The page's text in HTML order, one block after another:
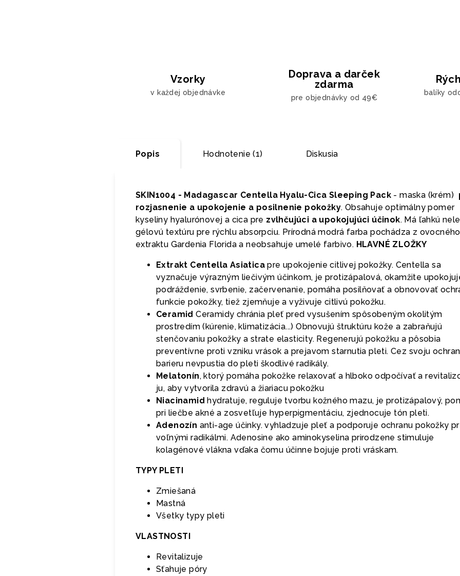
Vzorky
v každej objednávke
Doprava a darček
zdarma
pre objednávky od 49€
balíky
Popis Hodnotenie (1) Diskusia
SKIN1004 - Madagascar Centella Hyalu-Cica Sleeping Pack - maska (krém)
rozjasnenie a upokojenie a posilnenie pokožky. Obsahuje optimálny pomer
kyseliny hyalurónovej a cica pre zvlhčujúci a upokojujúci účinok. Má ľahkú
gélovú textúru pre rýchlu absorpciu. Prírodná modrá farba pochádza z ovocného
extraktu Gardenia Florida a neobsahuje umelé farbivo. HLAVNÉ ZLOŽKY
Extrakt Centella Asiatica pre upokojenie citlivej pokožky. Centella sa
vyznačuje výrazným liečivým účinkom, je protizápalová, okamžite
podráždenie, svrbenie, začervenanie, pomáha posilňovať a obnovovať
funkcie pokožky, tiež zjemňuje a vyživuje citlivú pokožku.
CeramidCeramidy chránia pleť pred vysušením spôsobeným okolitým
prostredím (kúrenie, klimatizácia...) Obnovujú štruktúru kože a zabraňujú
stenčovaniu pokožky a strate elasticity. Regenerujú pokožku a pôsobia
preventívne proti vzniku vrások a prejavom starnutia pleti. Cez svoju
barieru nevpustia do pleti škodlivé radikály.
Melatonín, ktorý pomáha pokožke relaxovať a hlboko odpočívať a
ju, aby vytvorila zdravú a žiariacu pokožku
Niacinamidhydratuje, reguluje tvorbu kožného mazu, je protizápalový,
pri liečbe akné a zosvetľuje hyperpigmentáciu, zjednocuje tón pleti.
Adenozín anti-age účinky. vyhladzuje pleť a podporuje ochranu pokožky
voľnými radikálmi. Adenosine ako aminokyselina prirodzene stimuluje
kolagénové vlákna vďaka čomu účinne bojuje proti vráskam.
TYPY PLETI
Zmiešaná
Mastná
Všetky typy pleti
VLASTNOSTI
Revitalizuje
Sťahuje póry